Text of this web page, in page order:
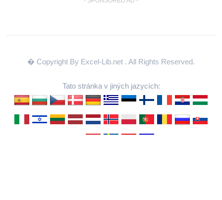
� Copyright By Excel-Lib.net . All Rights Reserved.
Tato stránka v jiných jazycích: